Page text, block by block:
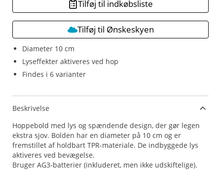
Diameter 10 cm
Lyseffekter aktiveres ved hop
Findes i 6 varianter
Tilføj til indkøbsliste
Tilføj til Ønskeskyen
Beskrivelse
Hoppebold med lys og spændende design, der gør legen
ekstra sjov. Bolden har en diameter på 10 cm og er
fremstillet af holdbart TPR-materiale. De indbyggede lys
aktiveres ved bevægelse.
Bruger AG3-batterier (inkluderet, men ikke udskiftelige).